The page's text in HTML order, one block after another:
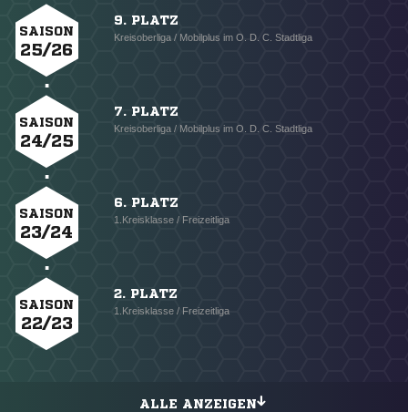
SAISON
25/26
9. PLATZ
Kreisoberliga / Mobilplus im O. D. C. Stadtliga
SAISON
24/25
7. PLATZ
Kreisoberliga / Mobilplus im O. D. C. Stadtliga
SAISON
23/24
6. PLATZ
1.Kreisklasse / Freizeitliga
SAISON
22/23
2. PLATZ
1.Kreisklasse / Freizeitliga
ALLE ANZEIGEN